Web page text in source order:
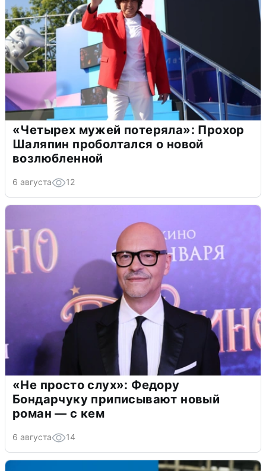
«Четырех мужей потеряла»: Прохор
Шаляпин проболтался о новой
возлюбленной
6 августа 12
«Не просто слух»: Федору
Бондарчуку приписывают новый
роман — с кем
6 августа 14